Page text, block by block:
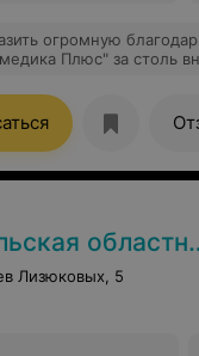
огромную
Плюс" за столь
и процветания!
клиническая больница
Лизюковых, 5